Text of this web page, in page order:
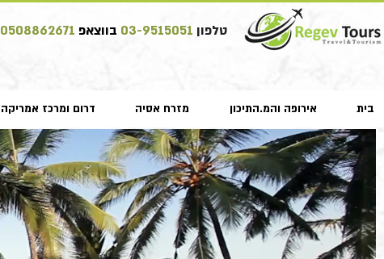
טלפון 03-9515051 בווצאפ 0508862671
בית אירופה והמ.התיכון מזרח אסיה דרום ומרכז אמריקה